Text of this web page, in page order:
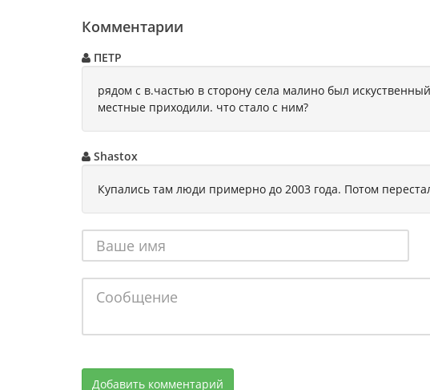
Комментарии
ПЕТР
рядом с в.частью в сторону села малино был
местные приходили. что стало с ним?
Shastox
Купались там люди примерно до 2003 года. Потом